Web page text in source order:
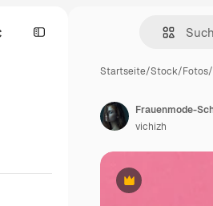
Startseite/Stock/Fotos/
Premium
vichizh